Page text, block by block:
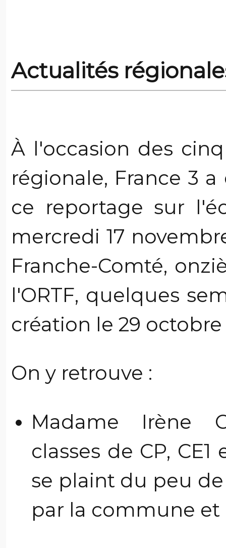
Actualités
À l'occasion des
régionale, France 3
ce reportage sur
mercredi 17
Franche-Comté,
l'ORTF, quelques
création le 29 octobre
On y retrouve :
Madame Irène
classes de CP,
se plaint du peu
par la commune et